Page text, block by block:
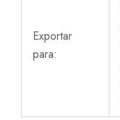
Exportar
para: